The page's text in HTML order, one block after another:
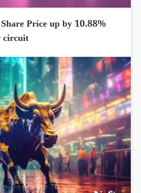
Price up by 10.88%
circuit